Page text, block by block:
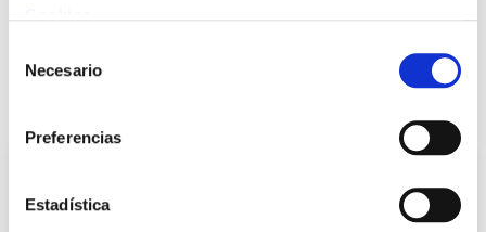
Necesario
Preferencias
Estadística